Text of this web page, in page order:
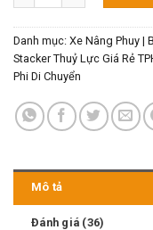
Danh mục: Xe Nâng Phuy |
Stacker Thuỷ Lực Giá Rẻ
Phi Di Chuyển
Mô tả
Đánh giá (36)